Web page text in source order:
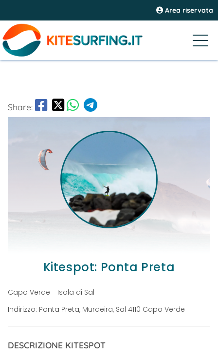
Area riservata
Share:
Kitespot: Ponta Preta
Capo Verde - Isola di Sal
Indirizzo: Ponta Preta, Murdeira, Sal 4110 Capo Verde
DESCRIZIONE KITESPOT